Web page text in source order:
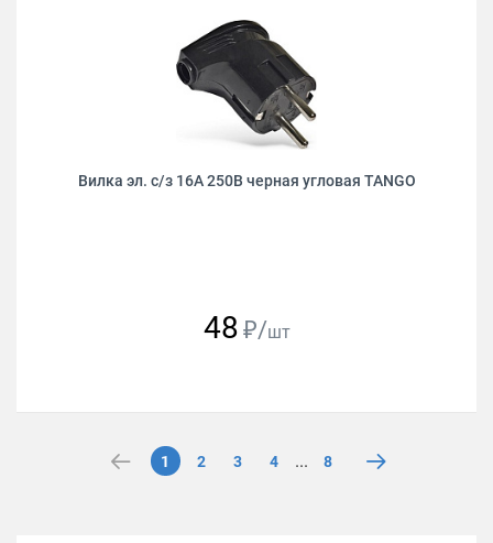
Вилка эл. с/з 16А 250В черная угловая TANGO
48 ₽/шт
1 2 3 4 ... 8